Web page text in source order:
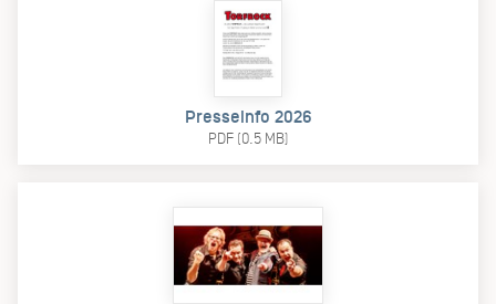
Presseinfo 2026
PDF (0.5 MB)